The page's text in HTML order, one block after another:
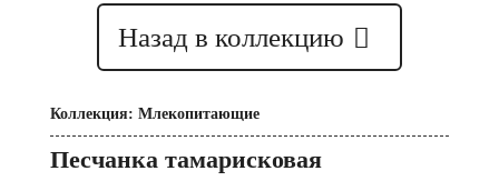
Назад в коллекцию
Коллекция: Млекопитающие
Песчанка тамарисковая